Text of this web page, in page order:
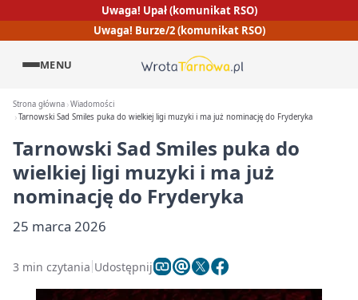
Uwaga! Upał (komunikat RSO)
Uwaga! Burze/2 (komunikat RSO)
MENU
Strona główna Wiadomości
Tarnowski Sad Smiles puka do wielkiej ligi muzyki i ma już nominację do Fryderyka
Tarnowski Sad Smiles puka do
wielkiej ligi muzyki i ma już
nominację do Fryderyka
25 marca 2026
3 min czytania Udostępnij